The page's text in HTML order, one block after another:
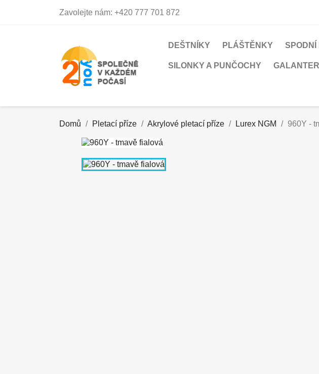
Zavolejte nám: +420 777 701 872
DEŠTNÍKY PLÁŠTĚNKY SPODNÍ
SILONKY A PUNČOCHY
Domů Pletací příze Akrylové pletací příze Lurex NGM 960Y -